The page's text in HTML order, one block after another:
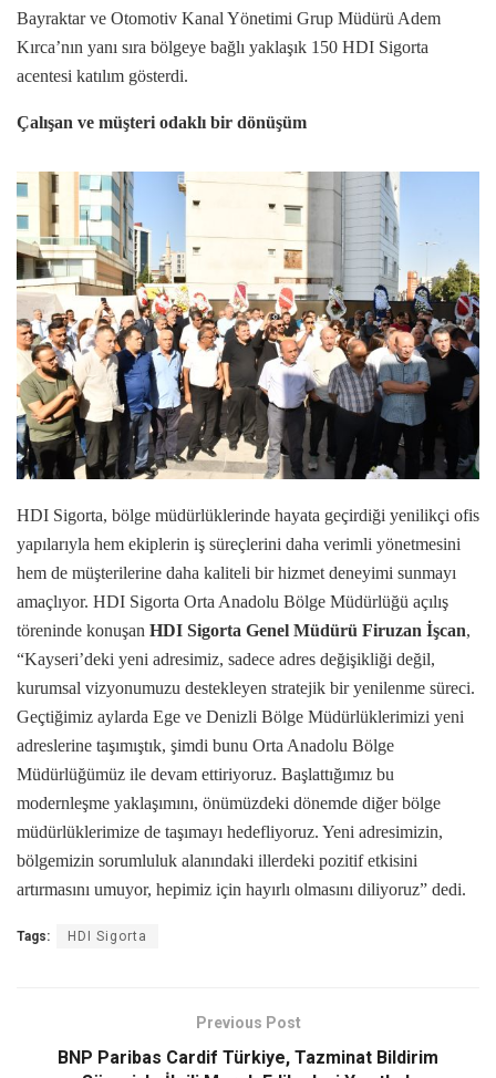
Bayraktar ve Otomotiv Kanal Yönetimi Grup Müdürü Adem
Kırca’nın yanı sıra bölgeye bağlı yaklaşık 150 HDI Sigorta
acentesi katılım gösterdi.
Çalışan ve müşteri odaklı bir dönüşüm
HDI Sigorta, bölge müdürlüklerinde hayata geçirdiği yenilikçi ofis
yapılarıyla hem ekiplerin iş süreçlerini daha verimli yönetmesini
hem de müşterilerine daha kaliteli bir hizmet deneyimi sunmayı
amaçlıyor. HDI Sigorta Orta Anadolu Bölge Müdürlüğü açılış
töreninde konuşan HDI Sigorta Genel Müdürü Firuzan İşcan,
“Kayseri’deki yeni adresimiz, sadece adres değişikliği değil,
kurumsal vizyonumuzu destekleyen stratejik bir yenilenme süreci.
Geçtiğimiz aylarda Ege ve Denizli Bölge Müdürlüklerimizi yeni
adreslerine taşımıştık, şimdi bunu Orta Anadolu Bölge
Müdürlüğümüz ile devam ettiriyoruz. Başlattığımız bu
modernleşme yaklaşımını, önümüzdeki dönemde diğer bölge
müdürlüklerimize de taşımayı hedefliyoruz. Yeni adresimizin,
bölgemizin sorumluluk alanındaki illerdeki pozitif etkisini
artırmasını umuyor, hepimiz için hayırlı olmasını diliyoruz” dedi.
Tags: HDI Sigorta
Previous Post
BNP Paribas Cardif Türkiye, Tazminat Bildirim